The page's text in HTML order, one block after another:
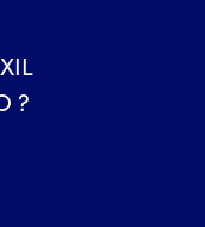
?